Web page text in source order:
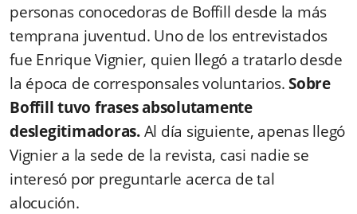
personas conocedoras de Boffill desde la más
temprana juventud. Uno de los entrevistados
fue Enrique Vignier, quien llegó a tratarlo desde
la época de corresponsales voluntarios.Sobre
Boffill tuvo frases absolutamente
deslegitimadoras.Al día siguiente, apenas llegó
Vignier a la sede de la revista, casi nadie se
interesó por preguntarle acerca de tal
alocución.